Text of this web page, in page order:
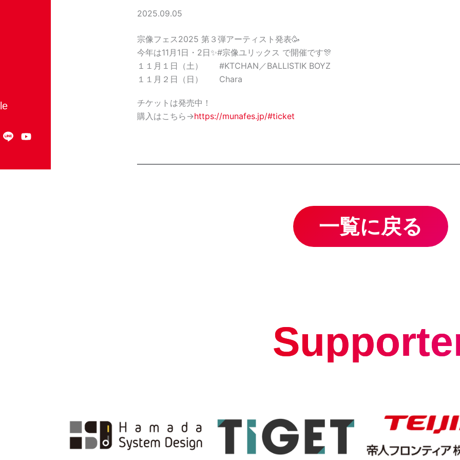
Y
t
2025.09.05
宗像フェス2025 第３弾アーティスト発表🥳
今年は11月1日・2日✨#宗像ユリックス で開催です🎊
１１月１日（土） #KTCHAN／BALLISTIK BOYZ
１１月２日（日） Chara
チケットは発売中！
購入はこちら→https://munafes.jp/#ticket
一覧に戻る